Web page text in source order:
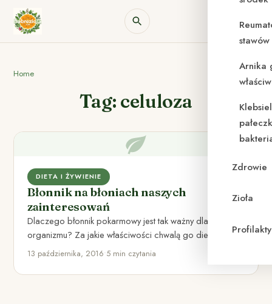
Arnika
Zdrowie
Zioła
Home
Tag: celuloza
DIETA I ŻYWIENIE
Błonnik na błoniach naszych
zainteresowań
Dlaczego błonnik pokarmowy jest tak ważny dla naszego
organizmu? Za jakie właściwości chwalą go dietetycy,
oraz jak wygląda…
13 października, 2016•5 min czytania